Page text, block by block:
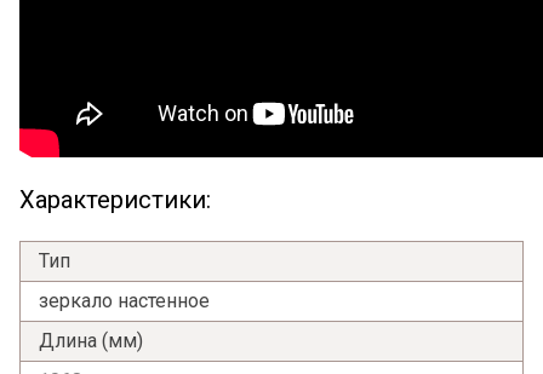
Характеристики:
Тип
зеркало настенное
Длина (мм)